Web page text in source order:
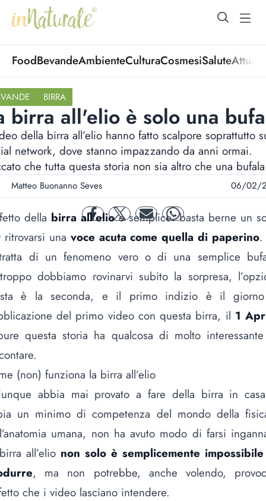
open
FoodBevandeAmbienteCulturaCosmesiSalute
BIRRA
birra all'elio è solo una
della birra all’elio hanno fatto scalpore soprattutto
network, dove stanno impazzando da anni ormai.
che tutta questa storia non sia altro che una
Matteo Buonanno Seves 06/02/
facebooktwitter mail whatsapp
della birra all'elioè semplice: basta berne un
ritrovarsi una voce acuta come quella di paperino.
di un fenomeno vero o di una semplice
dobbiamo rovinarvi subito la sorpresa,
è la seconda, e il primo indizio è il
del primo video con questa birra, il 1
questa storia ha qualcosa di molto
(non) funziona la birra all’elio
abbia mai provato a fare della birra in
un minimo di competenza del mondo della
umana, non ha avuto modo di farsi
all’elio non solo è semplicemente
, ma non potrebbe, anche volendo,
che i video lasciano intendere.